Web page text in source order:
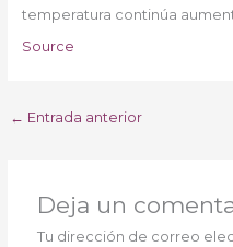
temperatura continúa
Source
← Entrada anterior
Deja un
Tu dirección de correo